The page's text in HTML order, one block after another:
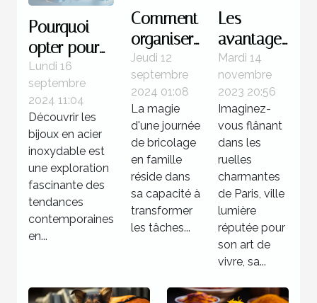
Pourquoi
opter pour
des bijoux
en acier
inoxydable
?
Lundi 16
septembre
2024 11:04
Découvrir les
bijoux en acier
inoxydable est
une exploration
fascinante des
tendances
contemporaines
en...
Comment
organiser
une
journée
de
bricolage
familiale
réussie
Jeudi 12
septembre
2024 01:08
La magie
d'une journée
de bricolage
en famille
réside dans
sa capacité à
transformer
les tâches...
Les
avantages
de
séjourner
dans un
hôtel 3
étoiles à
Paris
Mardi 14
novembre
2023 20:56
Imaginez-
vous flânant
dans les
ruelles
charmantes
de Paris, ville
lumière
réputée pour
son art de
vivre, sa...